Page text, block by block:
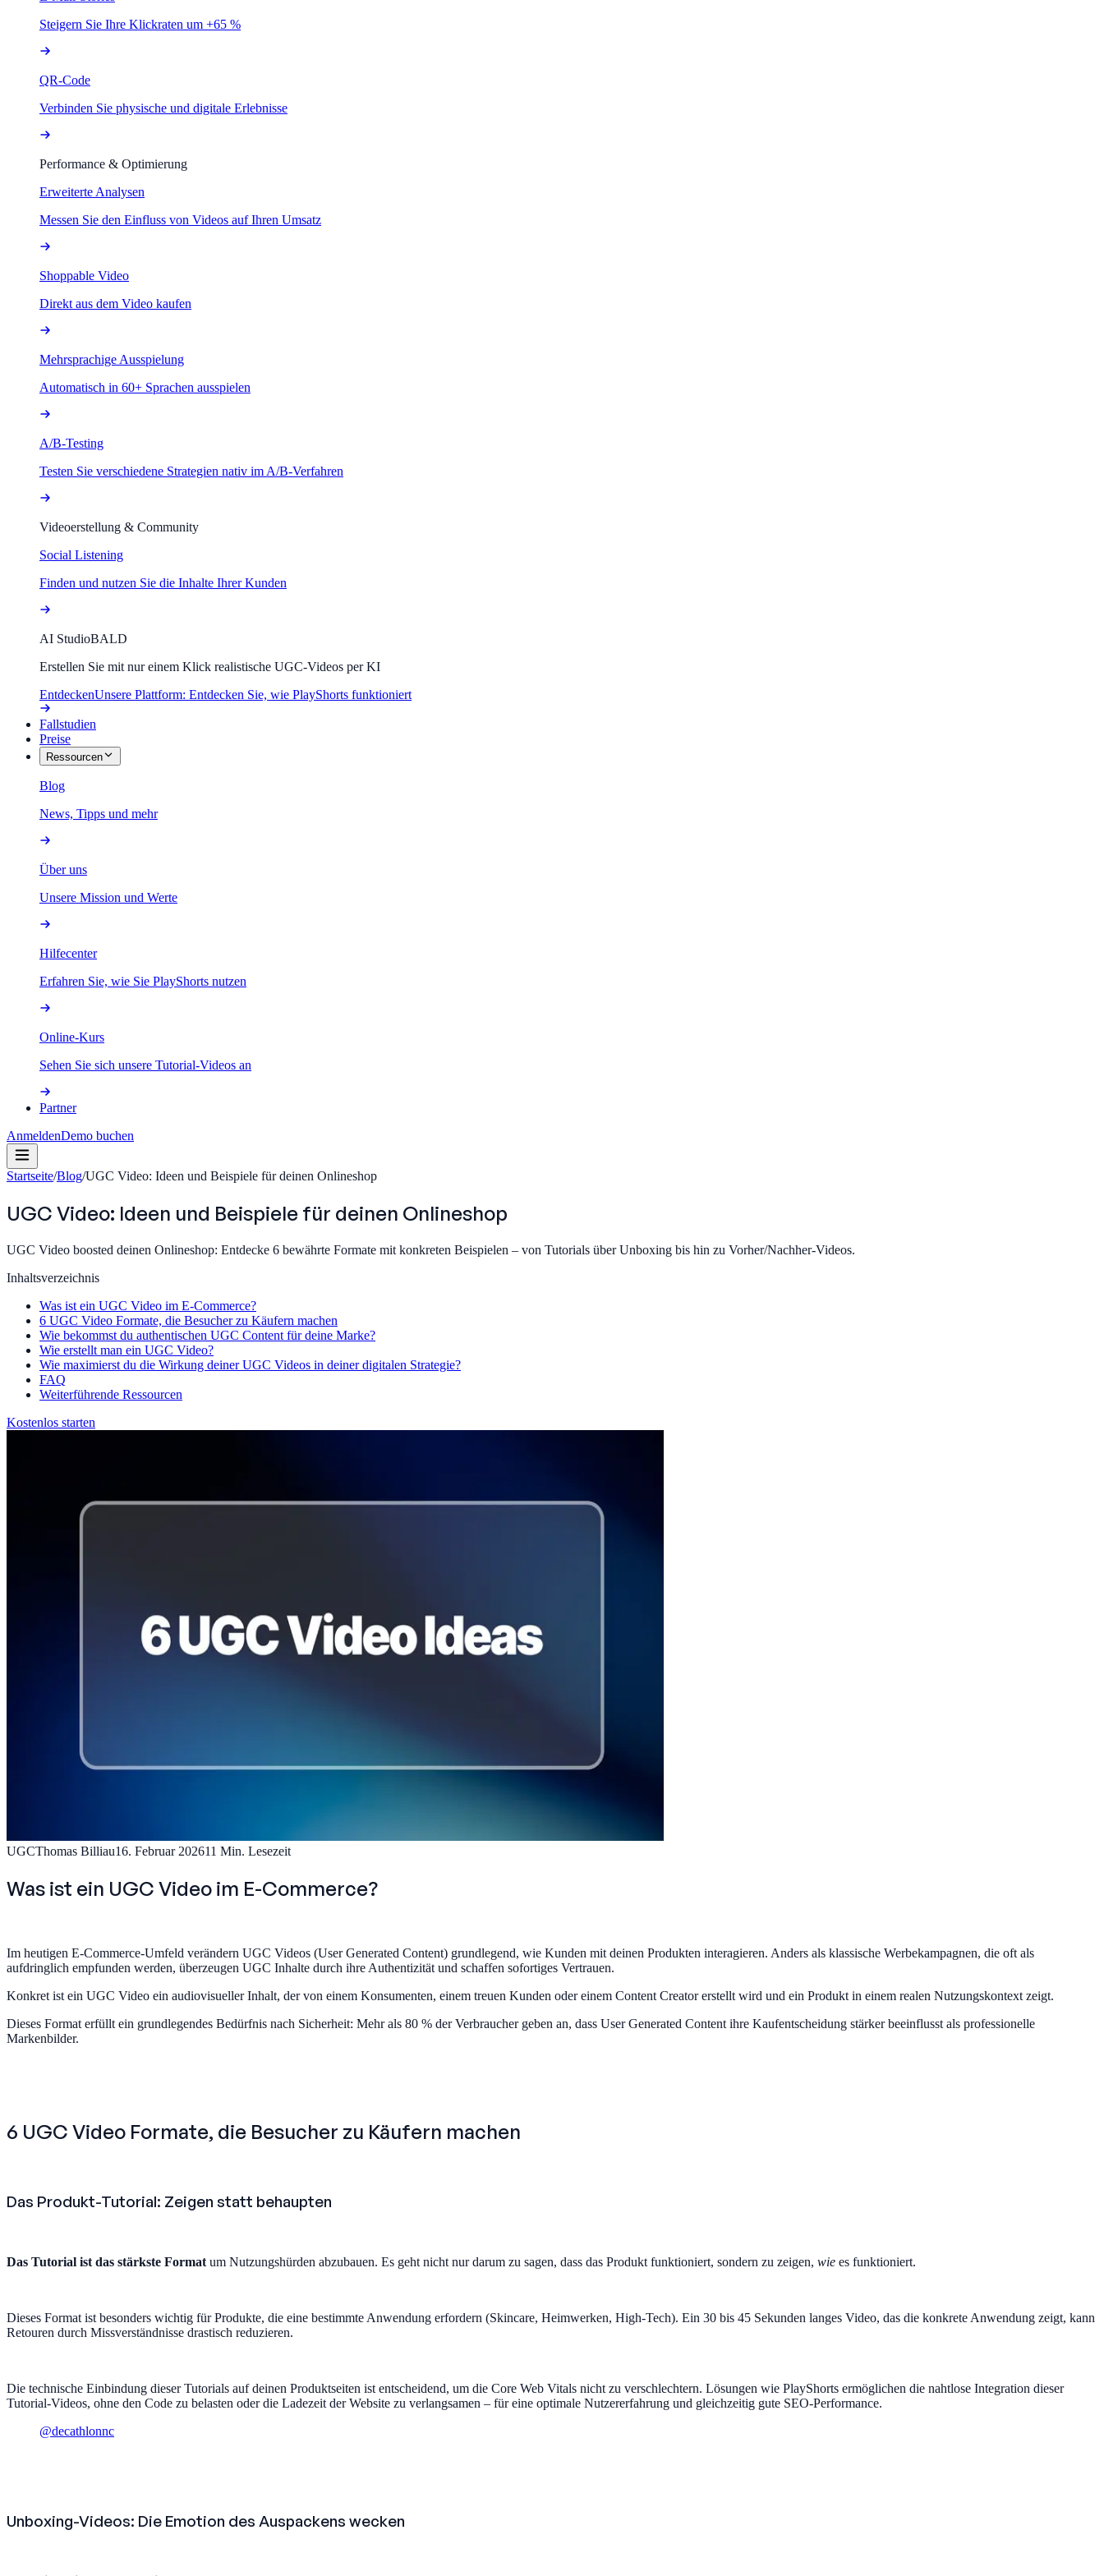
Steigern Sie Ihre Klickraten um +65 %
QR-Code
Verbinden Sie physische und digitale Erlebnisse
Performance & Optimierung
Erweiterte Analysen
Messen Sie den Einfluss von Videos auf Ihren Umsatz
Shoppable Video
Direkt aus dem Video kaufen
Mehrsprachige Ausspielung
Automatisch in 60+ Sprachen ausspielen
A/B-Testing
Testen Sie verschiedene Strategien nativ im A/B-Verfahren
Videoerstellung & Community
Social Listening
Finden und nutzen Sie die Inhalte Ihrer Kunden
AI StudioBALD
Erstellen Sie mit nur einem Klick realistische UGC-Videos per KI
EntdeckenUnsere Plattform: Entdecken Sie, wie PlayShorts funktioniert
Fallstudien
Preise
Ressourcen
Blog
News, Tipps und mehr
Über uns
Unsere Mission und Werte
Hilfecenter
Erfahren Sie, wie Sie PlayShorts nutzen
Online-Kurs
Sehen Sie sich unsere Tutorial-Videos an
Partner
AnmeldenDemo buchen
Startseite/Blog/UGC Video: Ideen und Beispiele für deinen Onlineshop
UGC Video: Ideen und Beispiele für deinen Onlineshop
UGC Video boosted deinen Onlineshop: Entdecke 6 bewährte Formate mit konkreten Beispielen – von Tutorials über Unboxing bis hin zu Vorher/Nachher-Videos.
Inhaltsverzeichnis
Was ist ein UGC Video im E-Commerce?
6 UGC Video Formate, die Besucher zu Käufern machen
Wie bekommst du authentischen UGC Content für deine Marke?
Wie erstellt man ein UGC Video?
Wie maximierst du die Wirkung deiner UGC Videos in deiner digitalen Strategie?
FAQ
Weiterführende Ressourcen
Kostenlos starten
UGCThomas Billiau16. Februar 202611 Min. Lesezeit
Was ist ein UGC Video im E-Commerce?
Im heutigen E-Commerce-Umfeld verändern UGC Videos (User Generated Content) grundlegend, wie Kunden mit deinen Produkten interagieren. Anders als klassische Werbekampagnen, die oft als
aufdringlich empfunden werden, überzeugen UGC Inhalte durch ihre Authentizität und schaffen sofortiges Vertrauen.
Konkret ist ein UGC Video ein audiovisueller Inhalt, der von einem Konsumenten, einem treuen Kunden oder einem Content Creator erstellt wird und ein Produkt in einem realen Nutzungskontext zeigt.
Dieses Format erfüllt ein grundlegendes Bedürfnis nach Sicherheit: Mehr als 80 % der Verbraucher geben an, dass User Generated Content ihre Kaufentscheidung stärker beeinflusst als professionelle
Markenbilder.
6 UGC Video Formate, die Besucher zu Käufern machen
Das Produkt-Tutorial: Zeigen statt behaupten
Das Tutorial ist das stärkste Format um Nutzungshürden abzubauen. Es geht nicht nur darum zu sagen, dass das Produkt funktioniert, sondern zu zeigen, wie es funktioniert.
Dieses Format ist besonders wichtig für Produkte, die eine bestimmte Anwendung erfordern (Skincare, Heimwerken, High-Tech). Ein 30 bis 45 Sekunden langes Video, das die konkrete Anwendung zeigt, kann
Retouren durch Missverständnisse drastisch reduzieren.
Die technische Einbindung dieser Tutorials auf deinen Produktseiten ist entscheidend, um die Core Web Vitals nicht zu verschlechtern. Lösungen wie PlayShorts ermöglichen die nahtlose Integration dieser
Tutorial-Videos, ohne den Code zu belasten oder die Ladezeit der Website zu verlangsamen – für eine optimale Nutzererfahrung und gleichzeitig gute SEO-Performance.‍
@decathlonnc
Unboxing-Videos: Die Emotion des Auspackens wecken